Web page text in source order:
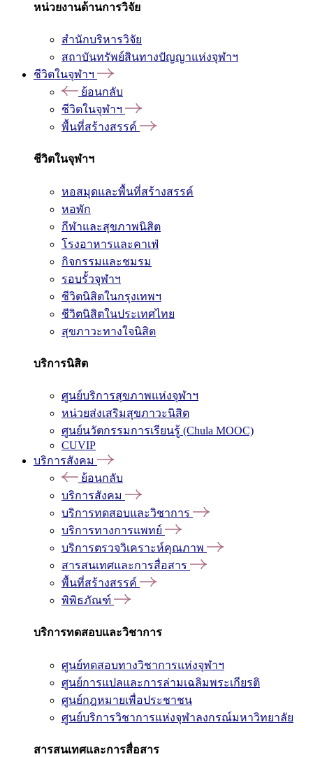
หน่วยงานด้านการวิจัย
สำนักบริหารวิจัย
สถาบันทรัพย์สินทางปัญญาแห่งจุฬาฯ
ชีวิตในจุฬาฯ
ย้อนกลับ
ชีวิตในจุฬาฯ
พื้นที่สร้างสรรค์
ชีวิตในจุฬาฯ
หอสมุดและพื้นที่สร้างสรรค์
หอพัก
กีฬาและสุขภาพนิสิต
โรงอาหารและคาเฟ่
กิจกรรมและชมรม
รอบรั้วจุฬาฯ
ชีวิตนิสิตในกรุงเทพฯ
ชีวิตนิสิตในประเทศไทย
สุขภาวะทางใจนิสิต
บริการนิสิต
ศูนย์บริการสุขภาพแห่งจุฬาฯ
หน่วยส่งเสริมสุขภาวะนิสิต
ศูนย์นวัตกรรมการเรียนรู้ (Chula MOOC)
CUVIP
บริการสังคม
ย้อนกลับ
บริการสังคม
บริการทดสอบและวิชาการ
บริการทางการแพทย์
บริการตรวจวิเคราะห์คุณภาพ
สารสนเทศและการสื่อสาร
พื้นที่สร้างสรรค์
พิพิธภัณฑ์
บริการทดสอบและวิชาการ
ศูนย์ทดสอบทางวิชาการแห่งจุฬาฯ
ศูนย์การแปลและการล่ามเฉลิมพระเกียรติ
ศูนย์กฎหมายเพื่อประชาชน
ศูนย์บริการวิชาการแห่งจุฬาลงกรณ์มหาวิทยาลัย
สารสนเทศและการสื่อสาร